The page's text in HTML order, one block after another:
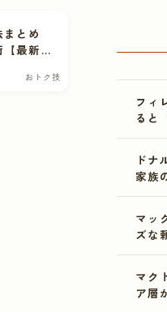
とめ
最新
おトク技
フィ
ると
ドナ
家族
マッ
ズな
マク
ア層